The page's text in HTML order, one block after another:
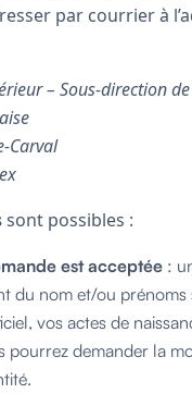
par courrier à
– Sous-direction
Carval
sont possibles :
est acceptée :
du nom et/ou prénoms
vos actes de
pourrez demander la